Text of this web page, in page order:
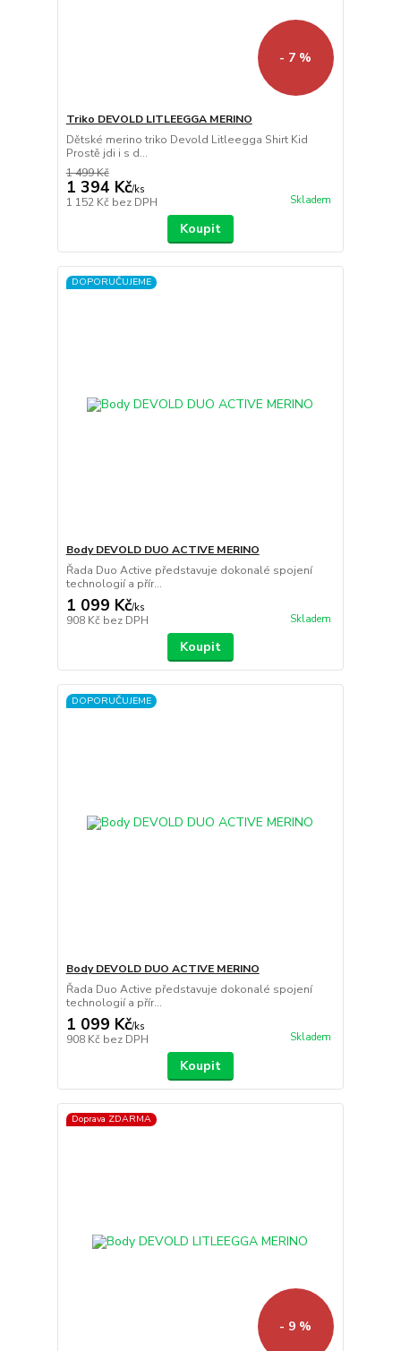
- 7 %
Triko DEVOLD LITLEEGGA MERINO
Dětské merino triko Devold Litleegga Shirt Kid
Prostě jdi i s d...
1 499 Kč
1 394 Kč/ks
1 152 Kč bez DPH Skladem
Koupit
DOPORUČUJEME
Body DEVOLD DUO ACTIVE MERINO
Řada Duo Active představuje dokonalé spojení
technologií a přír...
1 099 Kč/ks
908 Kč bez DPH Skladem
Koupit
DOPORUČUJEME
Body DEVOLD DUO ACTIVE MERINO
Řada Duo Active představuje dokonalé spojení
technologií a přír...
1 099 Kč/ks
908 Kč bez DPH Skladem
Koupit
Doprava ZDARMA
- 9 %